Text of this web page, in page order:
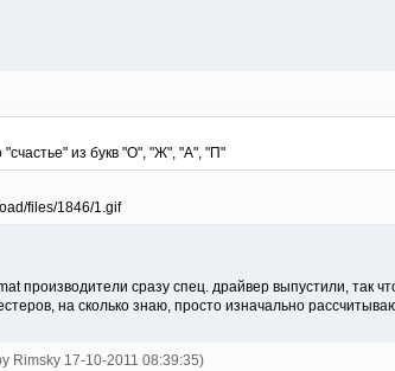
"счастье" из букв "О", "Ж", "А", "П"
производители сразу спец. драйвер выпустили, так
на сколько знаю, просто изначально
Rimsky 17-10-2011 08:39:35)